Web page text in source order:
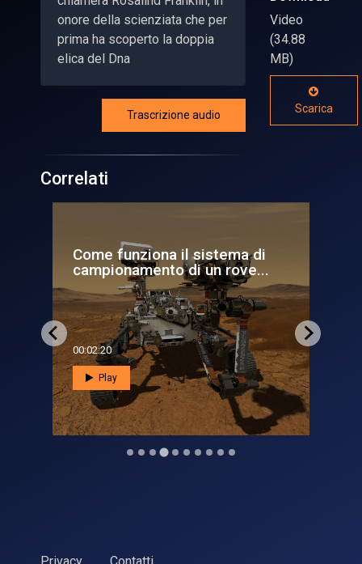
onore della scienziata che per
prima ha scoperto la doppia
elica del Dna
Trascrizione audio
Video
(34.88
MB)
Scarica
Correlati
La nascita di un ammasso di
galassie nel giovane uni...
00:01:26
Play
Privacy Contatti